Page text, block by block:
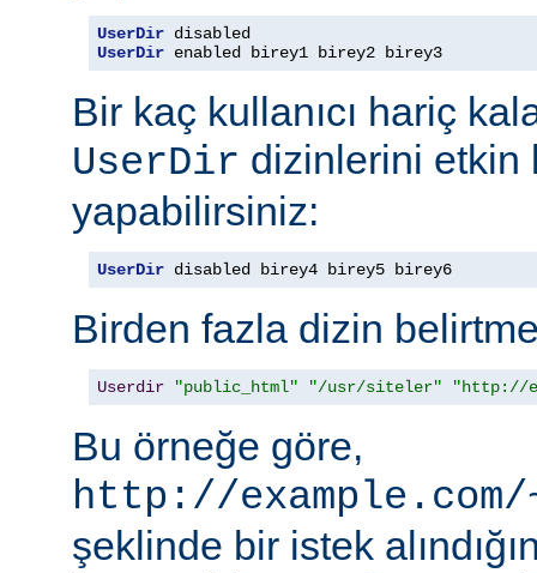
UserDir
UserDir enabled birey1 birey2 birey3
Bir kaç kullanıcı hariç
UserDir dizinlerini etkin
yapabilirsiniz:
UserDir disabled birey4 birey5 birey6
Birden fazla dizin
Userdir "public_html" "/usr/siteler" "http://
Bu örneğe göre,
http://
şeklinde bir istek